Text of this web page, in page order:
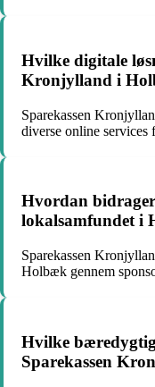
Hvilke digitale
Kronjylland i
Sparekassen
diverse online services
Hvordan
lokalsamfundet i
Sparekassen
Holbæk gennem
Hvilke
Sparekassen